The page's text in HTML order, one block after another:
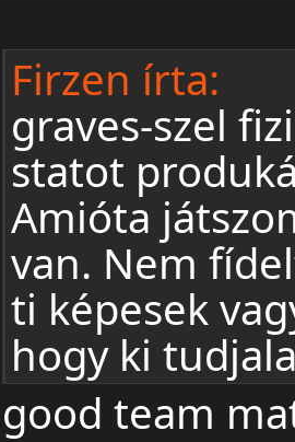
Firzen írta:
graves-szel
statot
Amióta
van. Nem
ti képesek
hogy ki
good team